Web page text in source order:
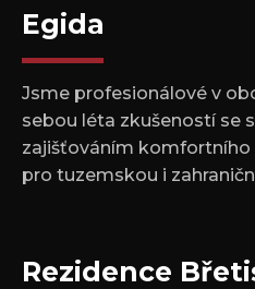
Egida
Jsme profesionálové v
sebou léta zkušeností se
zajišťováním
pro tuzemskou i
Rezidence